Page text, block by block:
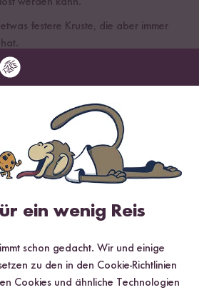
festere Kruste, die aber immer
Kruste, die etwas angebräunt ist.
4-6-Personen-Haushalt und
Welcher ist der richtige
Personen bei den 3 unterschiedlichen
den persischen Reisverbrauch pro
pro Person, so dass Sie in den
bis zu 6 Personen (beim Kleinen), 10
ein wenig Reis
schon gedacht. Wir und einige
zu den in den Cookie-Richtlinien
Cookies und ähnliche Technologien